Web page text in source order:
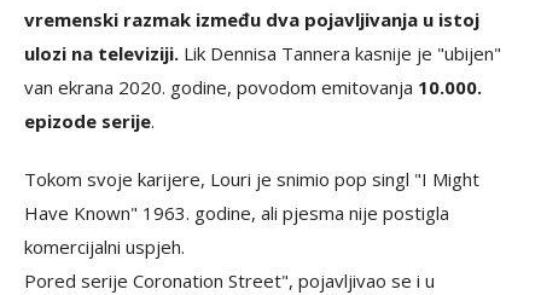
vremenski razmak između dva pojavljivanja u istoj
ulozi na televiziji. Lik Dennisa Tannera kasnije je "ubijen"
van ekrana 2020. godine, povodom emitovanja 10.000.
epizode serije.
Tokom svoje karijere, Louri je snimio pop singl "I Might
Have Known" 1963. godine, ali pjesma nije postigla
komercijalni uspjeh.
Pored serije Coronation Street", pojavljivao se i u